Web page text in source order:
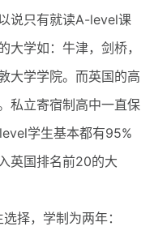
说只有就读A-level课
学如：牛津，剑桥，
大学学院。而英国的高
私立寄宿制高中一直保
学生基本都有95%
英国排名前20的大
，学制为两年：